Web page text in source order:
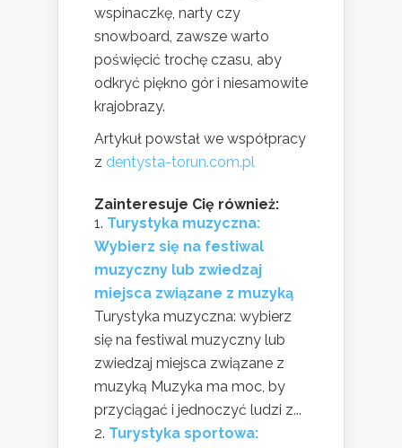
wspinaczkę, narty czy
snowboard, zawsze warto
poświęcić trochę czasu, aby
odkryć piękno gór i niesamowite
krajobrazy.
Artykuł powstał we współpracy
z dentysta-torun.com.pl
Zainteresuje Cię również:
Turystyka muzyczna:
Wybierz się na festiwal
muzyczny lub zwiedzaj
miejsca związane z muzyką
Turystyka muzyczna: wybierz
się na festiwal muzyczny lub
zwiedzaj miejsca związane z
muzyką Muzyka ma moc, by
przyciągać i jednoczyć ludzi z...
Turystyka sportowa: